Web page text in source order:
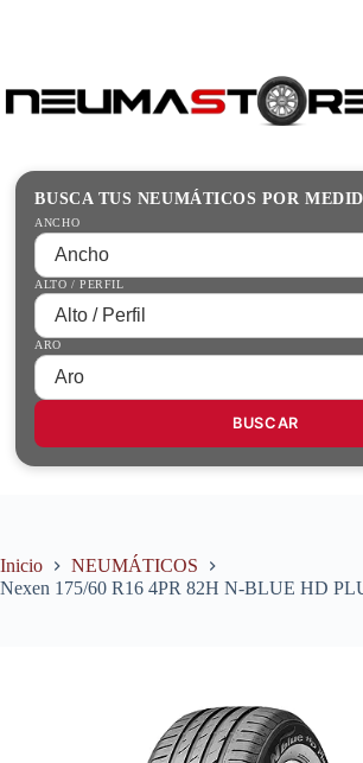
productosInicio
Guías Prácticas
Tienda
BUSCA TUS NEUMÁTICOS POR
ANCHO
ALTO / PERFIL
ARO
BUSCAR
Inicio
NEUMÁTICOS
Nexen 175/60 R16 4PR 82H N-BLUE HD